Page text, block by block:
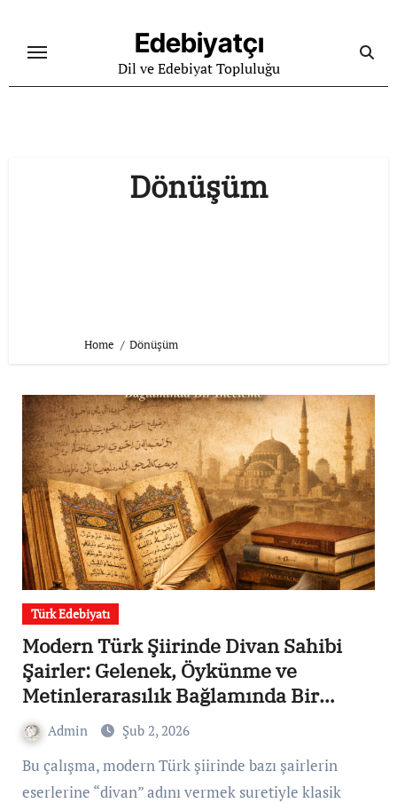
content
Edebiyatçı
Dil ve Edebiyat Topluluğu
Dönüşüm
Home Dönüşüm
Türk Edebiyatı
Modern Türk Şiirinde Divan Sahibi
Şairler: Gelenek, Öykünme ve
Metinlerarasılık Bağlamında Bir
İnceleme
Admin Şub 2, 2026
Bu çalışma, modern Türk şiirinde bazı şairlerin
eserlerine “divan” adını vermek suretiyle klasik